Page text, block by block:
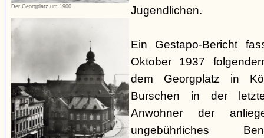
Der Georgplatz um 1900
Jugendlichen.
Ein Gestapo-Bericht
Oktober 1937
dem Georgplatz in
Burschen in der
Anwohner der
ungebührliches